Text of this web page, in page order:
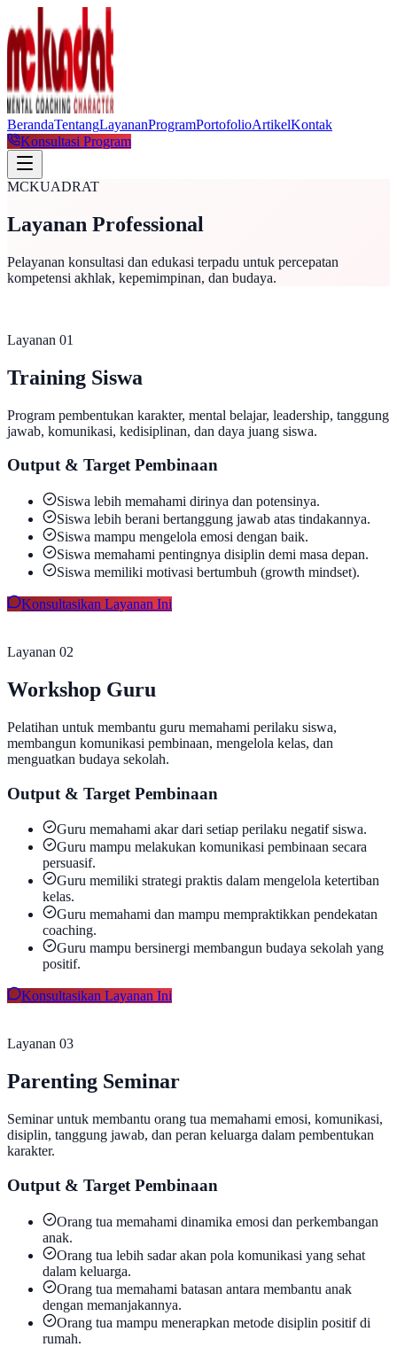
BerandaTentangLayananProgramPortofolioArtikelKontak
Konsultasi Program
MCKUADRAT
Layanan Professional
Pelayanan konsultasi dan edukasi terpadu untuk percepatan
kompetensi akhlak, kepemimpinan, dan budaya.
Layanan 01
Training Siswa
Program pembentukan karakter, mental belajar, leadership, tanggung
jawab, komunikasi, kedisiplinan, dan daya juang siswa.
Output & Target Pembinaan
Siswa lebih memahami dirinya dan potensinya.
Siswa lebih berani bertanggung jawab atas tindakannya.
Siswa mampu mengelola emosi dengan baik.
Siswa memahami pentingnya disiplin demi masa depan.
Siswa memiliki motivasi bertumbuh (growth mindset).
Konsultasikan Layanan Ini
Layanan 02
Workshop Guru
Pelatihan untuk membantu guru memahami perilaku siswa,
membangun komunikasi pembinaan, mengelola kelas, dan
menguatkan budaya sekolah.
Output & Target Pembinaan
Guru memahami akar dari setiap perilaku negatif siswa.
Guru mampu melakukan komunikasi pembinaan secara
persuasif.
Guru memiliki strategi praktis dalam mengelola ketertiban
kelas.
Guru memahami dan mampu mempraktikkan pendekatan
coaching.
Guru mampu bersinergi membangun budaya sekolah yang
positif.
Konsultasikan Layanan Ini
Layanan 03
Parenting Seminar
Seminar untuk membantu orang tua memahami emosi, komunikasi,
disiplin, tanggung jawab, dan peran keluarga dalam pembentukan
karakter.
Output & Target Pembinaan
Orang tua memahami dinamika emosi dan perkembangan
anak.
Orang tua lebih sadar akan pola komunikasi yang sehat
dalam keluarga.
Orang tua memahami batasan antara membantu anak
dengan memanjakannya.
Orang tua mampu menerapkan metode disiplin positif di
rumah.